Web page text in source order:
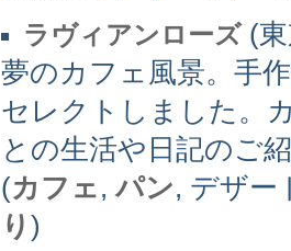
ラヴィアンローズ(東
夢のカフェ風景。手
セレクトしました。
との生活や日記のご
(カフェ,パン, デザー
り )